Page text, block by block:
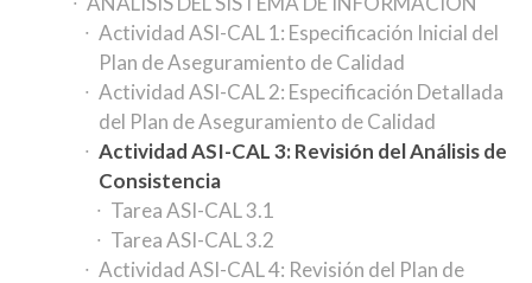
Actividad ASI-CAL 1: Especificación Inicial del
Plan de Aseguramiento de Calidad
Actividad ASI-CAL 2: Especificación Detallada
del Plan de Aseguramiento de Calidad
Actividad ASI-CAL 3: Revisión del Análisis de
Consistencia
Tarea ASI-CAL 3.1
Tarea ASI-CAL 3.2
Actividad ASI-CAL 4: Revisión del Plan de